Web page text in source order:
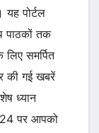
यह पोर्टल
पाठकों तक
समर्पित
की गई खबरें
ध्यान
पर आपको